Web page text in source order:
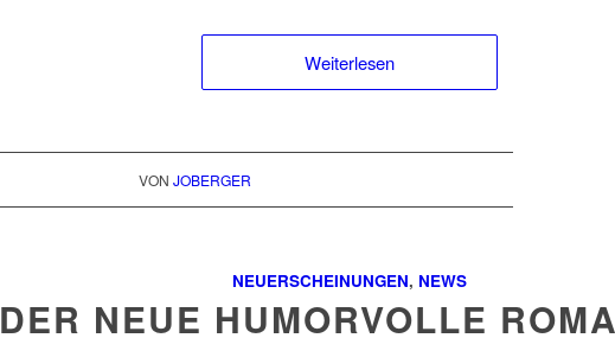
Weiterlesen
VON JOBERGER
NEUERSCHEINUNGEN, NEWS
DER NEUE HUMORVOLLE